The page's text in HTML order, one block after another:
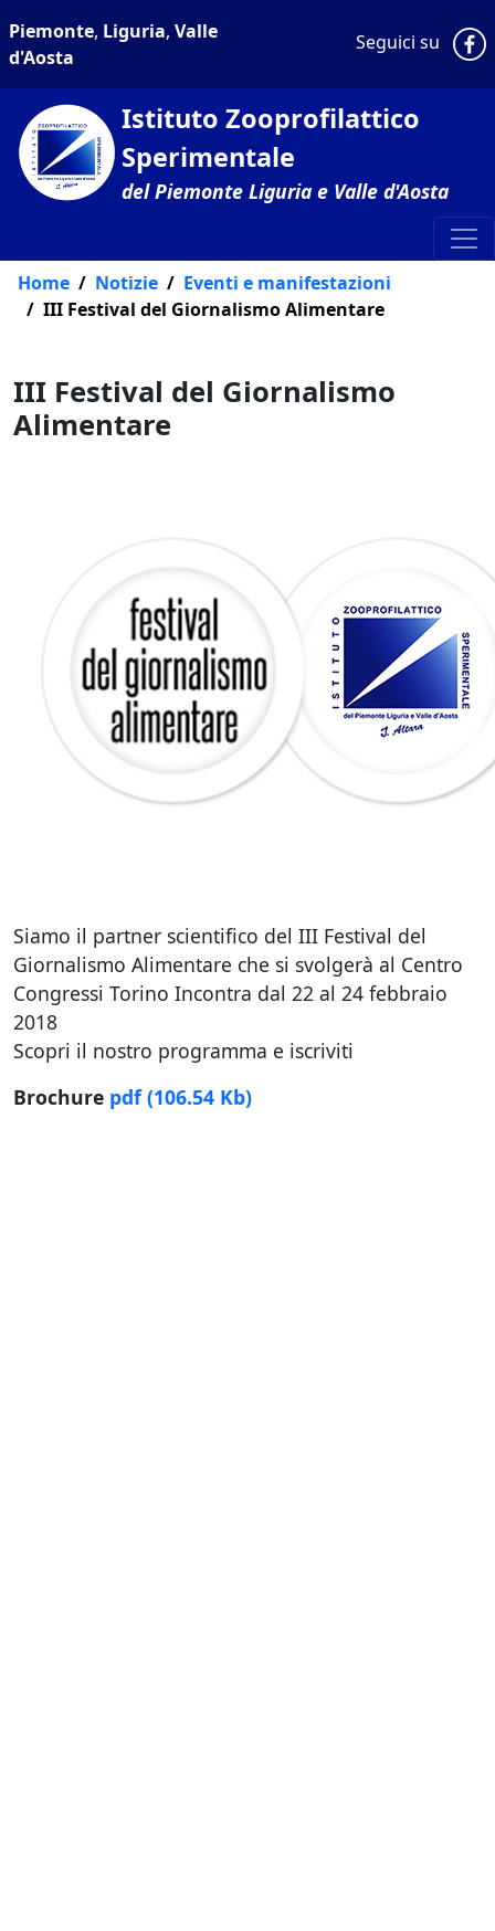
Piemonte, Liguria, Valle
d'Aosta
Seguici su
Istituto Zooprofilattico
Sperimentale
del Piemonte Liguria e Valle d'Aosta
Home Notizie
Eventi e manifestazioni
III Festival del Giornalismo Alimentare
III Festival del Giornalismo
Alimentare
Siamo il partner scientifico del III Festival del
Giornalismo Alimentare che si svolgerà al Centro
Congressi Torino Incontra dal 22 al 24 febbraio
2018
Scopri il nostro programma e iscriviti
Brochure pdf (106.54 Kb)